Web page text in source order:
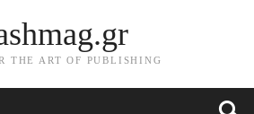
THE ART OF PUBLISHING